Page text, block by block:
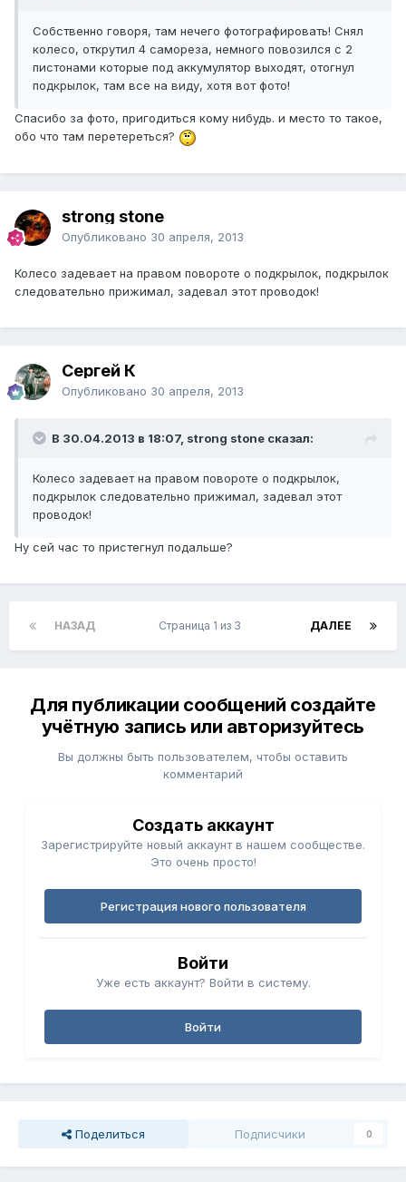
Собственно говоря, там нечего фотографировать! Снял
колесо, открутил 4 самореза, немного повозился с 2
пистонами которые под аккумулятор выходят, отогнул
подкрылок, там все на виду, хотя вот фото!
Спасибо за фото, пригодиться кому нибудь. и место то такое,
обо что там перетереться?
strong stone
Опубликовано 30 апреля, 2013
Колесо задевает на правом повороте о подкрылок, подкрылок
следовательно прижимал, задевал этот проводок!
Сергей К
Опубликовано 30 апреля, 2013
В 30.04.2013 в 18:07, strong stone сказал:
Колесо задевает на правом повороте о подкрылок,
подкрылок следовательно прижимал, задевал этот
проводок!
Ну сей час то пристегнул подальше?
НАЗАД ДАЛЕЕ
Страница 1 из 3
Для публикации сообщений создайте
учётную запись или авторизуйтесь
Вы должны быть пользователем, чтобы оставить
комментарий
Создать аккаунт
Зарегистрируйте новый аккаунт в нашем сообществе.
Это очень просто!
Регистрация нового пользователя
Войти
Уже есть аккаунт? Войти в систему.
Войти
Поделиться Подписчики 0